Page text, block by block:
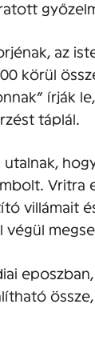
az
körül
írják
táplál.
villámait
végül